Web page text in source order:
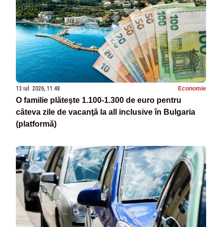
13 iul. 2026, 11:48 Economie
O familie plăteşte 1.100-1.300 de euro pentru
câteva zile de vacanţă la all inclusive în Bulgaria
(platformă)